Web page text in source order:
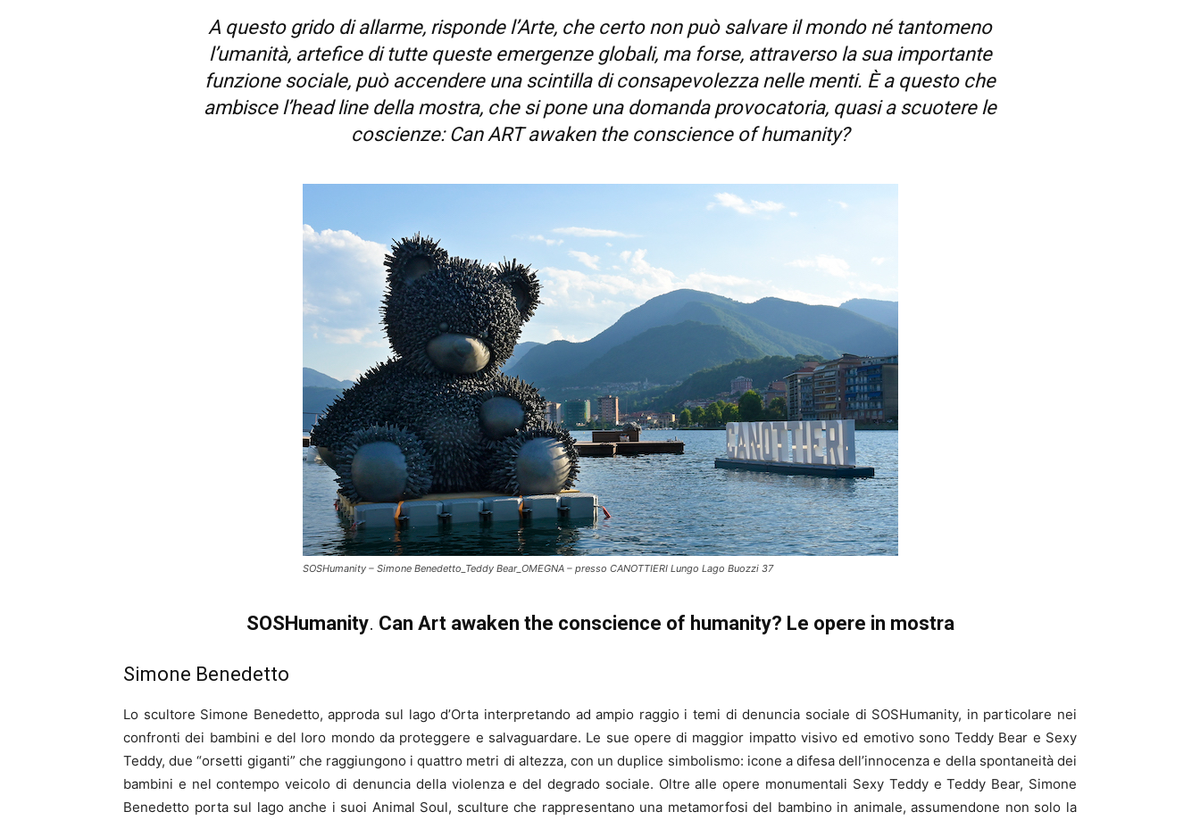
A questo grido di allarme, risponde l’Arte, che certo non può salvare il mondo né tantomeno
l’umanità, artefice di tutte queste emergenze globali, ma forse, attraverso la sua importante
funzione sociale, può accendere una scintilla di consapevolezza nelle menti. È a questo che
ambisce l’head line della mostra, che si pone una domanda provocatoria, quasi a scuotere le
coscienze: Can ART awaken the conscience of humanity?
SOSHumanity – Simone Benedetto_Teddy Bear_OMEGNA – presso CANOTTIERI Lungo Lago Buozzi 37
SOSHumanity. Can Art awaken the conscience of humanity? Le opere in mostra
Simone Benedetto
Lo scultore Simone Benedetto, approda sul lago d’Orta interpretando ad ampio raggio i temi di denuncia sociale di SOSHumanity, in particolare nei
confronti dei bambini e del loro mondo da proteggere e salvaguardare. Le sue opere di maggior impatto visivo ed emotivo sono Teddy Bear e Sexy
Teddy, due “orsetti giganti” che raggiungono i quattro metri di altezza, con un duplice simbolismo: icone a difesa dell’innocenza e della spontaneità dei
bambini e nel contempo veicolo di denuncia della violenza e del degrado sociale. Oltre alle opere monumentali Sexy Teddy e Teddy Bear, Simone
Benedetto porta sul lago anche i suoi Animal Soul, sculture che rappresentano una metamorfosi del bambino in animale, assumendone non solo la